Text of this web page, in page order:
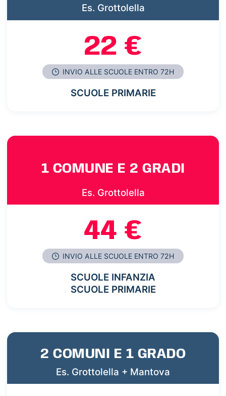
Es. Grottolella
22 €
INVIO ALLE SCUOLE ENTRO 72H
SCUOLE PRIMARIE
1 COMUNE E 2 GRADI
Es. Grottolella
44 €
INVIO ALLE SCUOLE ENTRO 72H
SCUOLE INFANZIA
SCUOLE PRIMARIE
2 COMUNI E 1 GRADO
Es. Grottolella + Mantova